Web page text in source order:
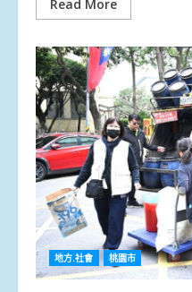
Read More
地方.社會 桃園市